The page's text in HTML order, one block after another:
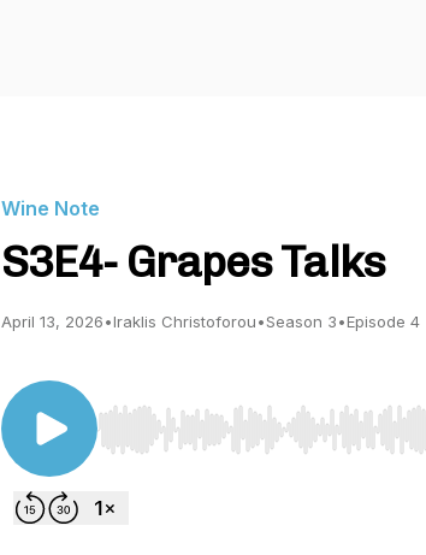
Wine Note
S3E4- Grapes Talks
April 13, 2026•Iraklis Christoforou•Season 3•Episode 4
Use Left/Right to seek, Home/End to